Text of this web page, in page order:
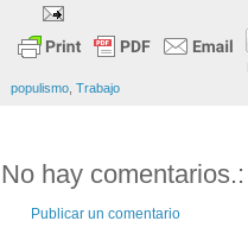
populismo, Trabajo
No hay comentarios.:
Publicar un comentario